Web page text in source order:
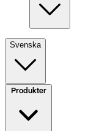
Svenska
Produkter